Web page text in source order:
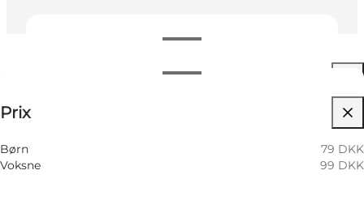
Filtrer par mois
Jeudi
13 Août
02:00 PM–03:30 PM
Prix
Børn
79 DKK
Voksne
99 DKK